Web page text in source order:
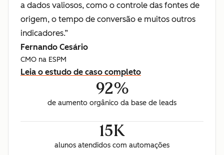
a dados valiosos, como o controle das fontes de
origem, o tempo de conversão e muitos outros
indicadores.”
Fernando Cesário
CMO na ESPM
Leia o estudo de caso completo
92%
de aumento orgânico da base de leads
15K
alunos atendidos com automações